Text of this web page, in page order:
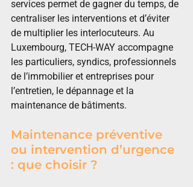
services permet de gagner du temps, de
centraliser les interventions et d’éviter
de multiplier les interlocuteurs. Au
Luxembourg, TECH-WAY accompagne
les particuliers, syndics, professionnels
de l’immobilier et entreprises pour
l’entretien, le dépannage et la
maintenance de bâtiments.
Maintenance préventive
ou intervention d’urgence
: que choisir ?